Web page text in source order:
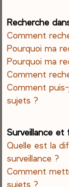
Recherche
Comment
Pourquoi ma
Pourquoi ma
Comment
Comment
sujets ?
Surveillance et
Quelle est la
surveillance ?
Comment
sujets ?